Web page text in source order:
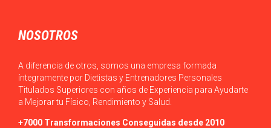
NOSOTROS
A diferencia de otros, somos una empresa formada
íntegramente por Dietistas y Entrenadores Personales
Titulados Superiores con años de Experiencia para Ayudarte
a Mejorar tu Físico, Rendimiento y Salud.
+7000 Transformaciones Conseguidas desde 2010